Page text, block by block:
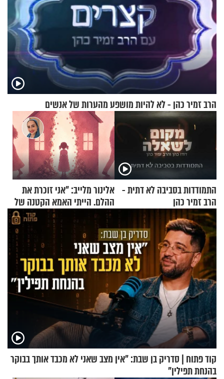
הרב זמיר כהן - לא להיות מושפע מהערות של אנשים
התמודדות בסביבה לא דתית -
הרב זמיר כהן
אלינור מלייב: "אני זוכרת את
ההלם. הייתי האמא הקטנה של
הבית"
קוד פתוח | סדריק בן שבת: "אין מצב שאני לא מכבד אותך בבוקר
בהנחת תפילין"